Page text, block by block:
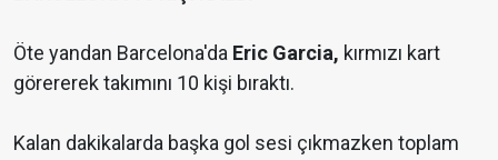
Öte yandan Barcelona'da Eric Garcia, kırmızı kart
görererek takımını 10 kişi bıraktı.
Kalan dakikalarda başka gol sesi çıkmazken toplam